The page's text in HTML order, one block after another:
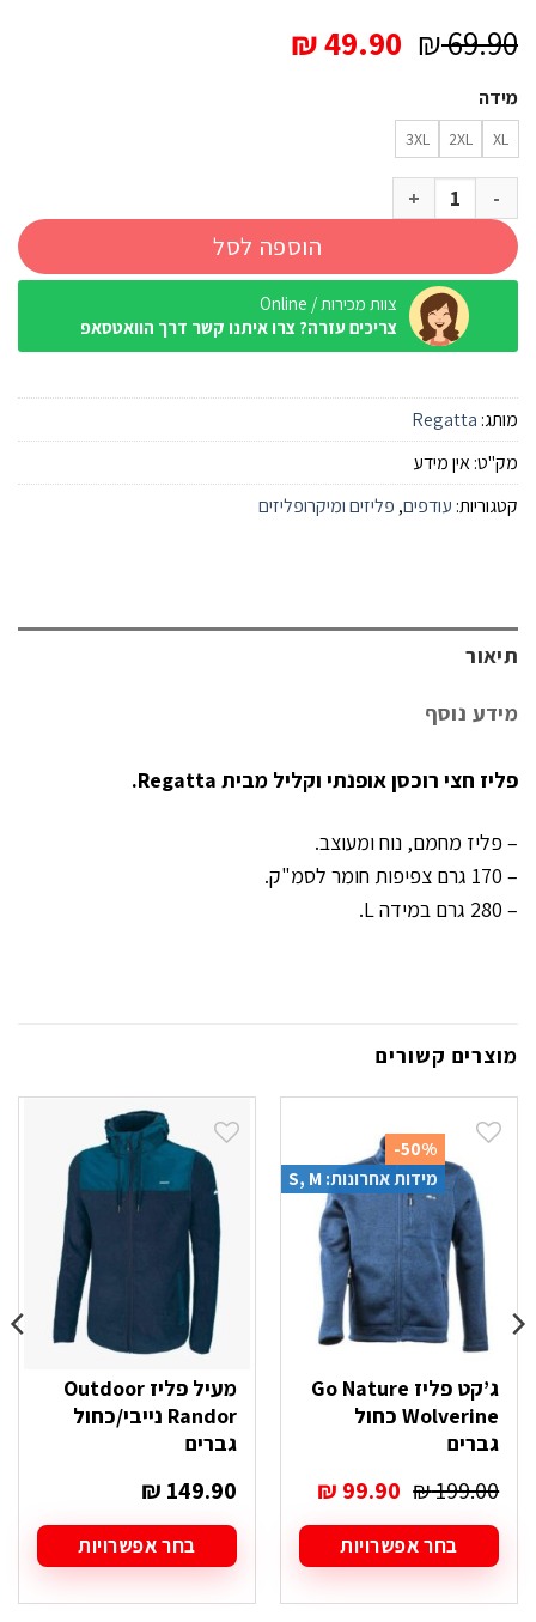
₪69.90 המחיר₪49.90
מידה
XL
2XL
3XL
כמות של מיקרופליז Regatta Montes Moroccan Blue גברים
הוספה לסל
צוות מכירות / Online
צריכים עזרה? צרו איתנו קשר דרך הוואטסאפ
מותג: Regatta
מק"ט:אין מידע
קטגוריות: עודפים, פליזים ומיקרופליזים
תיאור
מידע נוסף
פליז חצי רוכסן אופנתי וקליל מבית Regatta.
– פליז מחמם, נוח ומעוצב.
– 170 גרם צפיפות חומר לסמ"ק.
– 280 גרם במידה L.
מוצרים קשורים
-50%
מידות אחרונות: S, M
ג’קט פליז Go Nature
Wolverine כחול
גברים
₪199.00
המחיר
המקורי
היה:
₪ 199.00.
₪ 99.90
המחיר
הנוכחי
₪ 99.90.
בחר אפשרויות
למוצר
זה
מעיל פליז Outdoor
Randor נייבי/כחול
גברים
₪ 149.90
בחר אפשרויות
למוצר
זה